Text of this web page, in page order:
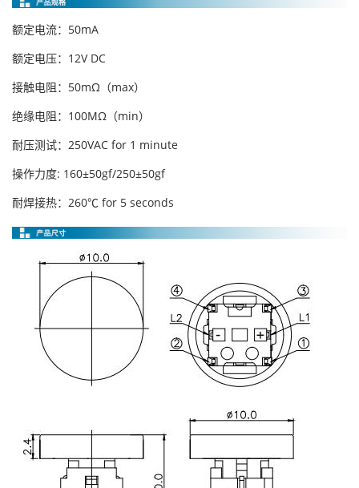
额定电流：50mA
额定电压：12V DC
接触电阻：50mΩ（max）
绝缘电阻：100MΩ（min）
耐压测试：250VAC for 1 minute
操作力度: 160±50gf/250±50gf
耐焊接热：260℃ for 5 seconds